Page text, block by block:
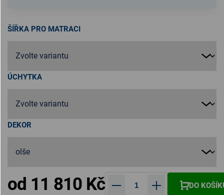
ŠÍŘKA PRO MATRACI
ÚCHYTKA
DEKOR
od 11 810 Kč DO